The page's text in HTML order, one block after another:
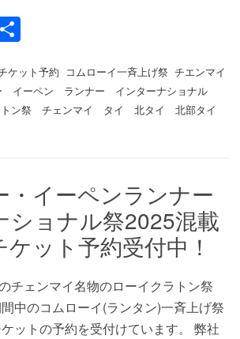
ケット予約 コムローイ一斉上げ祭 チエンマイ
イーペン ランナー インターナショナル
トン祭 チェンマイ タイ 北タイ 北部タイ
・イーペンランナー
ショナル祭2025混載
ット予約受付中！
チェンマイ名物のローイクラトン祭
中のコムローイ(ランタン)一斉上げ祭
ットの予約を受付けています。 弊社